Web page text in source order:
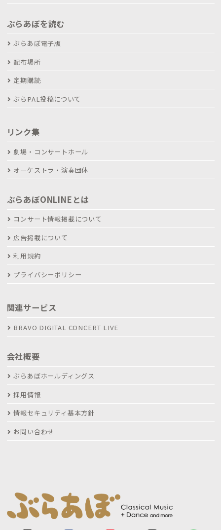
ぶらあぼを読む
ぶらあぼ電子版
配布場所
定期購読
ぶらPAL投稿について
リンク集
劇場・コンサートホール
オーケストラ・演奏団体
ぶらあぼONLINEとは
コンサート情報掲載について
広告掲載について
利用規約
プライバシーポリシー
関連サービス
BRAVO DIGITAL CONCERT LIVE
会社概要
ぶらあぼホールディングス
採用情報
情報セキュリティ基本方針
お問い合わせ